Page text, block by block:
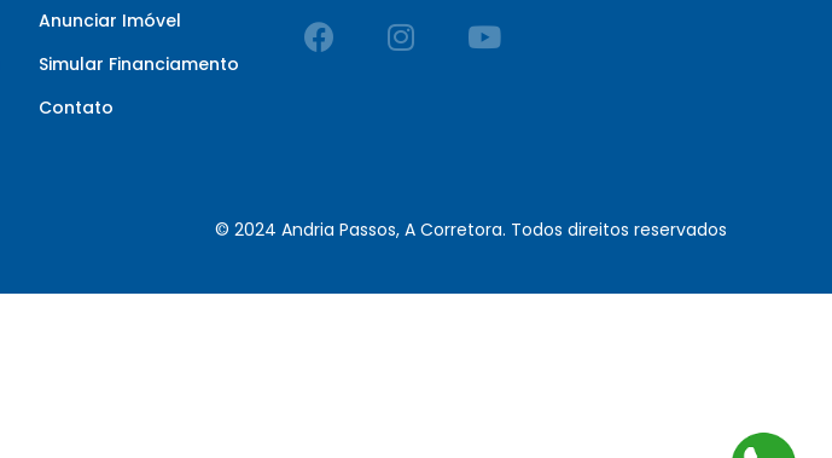
Anunciar Imóvel
Simular Financiamento
Contato
© 2024 Andria Passos, A Corretora. Todos direitos reservados